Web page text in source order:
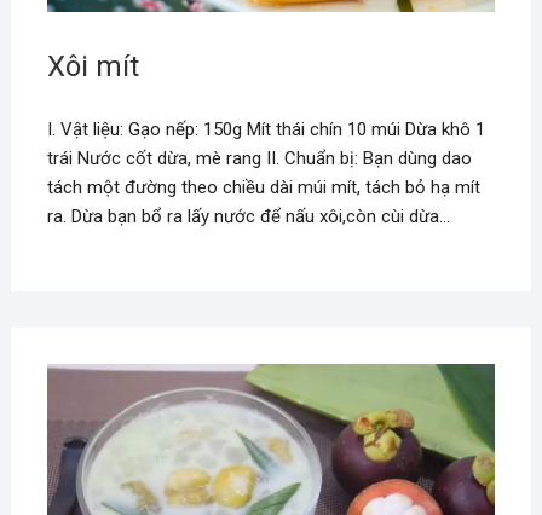
Xôi mít
I. Vật liệu: Gạo nếp: 150g Mít thái chín 10 múi Dừa khô 1
trái Nước cốt dừa, mè rang II. Chuẩn bị: Bạn dùng dao
tách một đường theo chiều dài múi mít, tách bỏ hạ mít
ra. Dừa bạn bổ ra lấy nước để nấu xôi,còn cùi dừa…